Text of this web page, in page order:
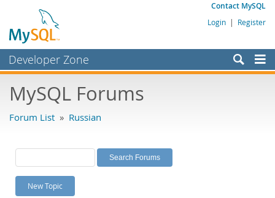
Contact MySQL
Login | Register
Developer Zone
Bugs
Labs
Planet MySQL
News and Events
MySQL Forums
Forum List » Russian
New Topic